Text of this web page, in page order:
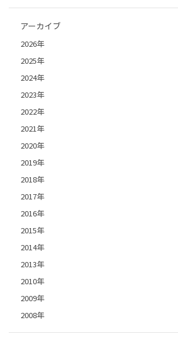
アーカイブ
2026年
2025年
2024年
2023年
2022年
2021年
2020年
2019年
2018年
2017年
2016年
2015年
2014年
2013年
2010年
2009年
2008年